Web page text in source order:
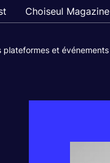
Choiseul Magazine
plateformes et événements